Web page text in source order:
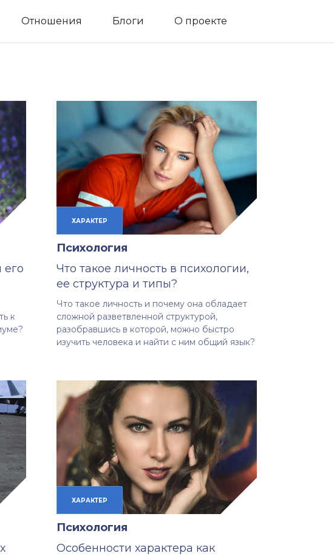
Отношения Блоги О проекте
его
к
ХАРАКТЕР
Психология
Что такое личность в психологии,
ее структура и типы?
Что такое личность и почему она обладает
сложной разветвленной структурой,
разобравшись в которой, можно быстро
изучить человека и найти с ним общий язык?
ХАРАКТЕР
Психология
Особенности характера как